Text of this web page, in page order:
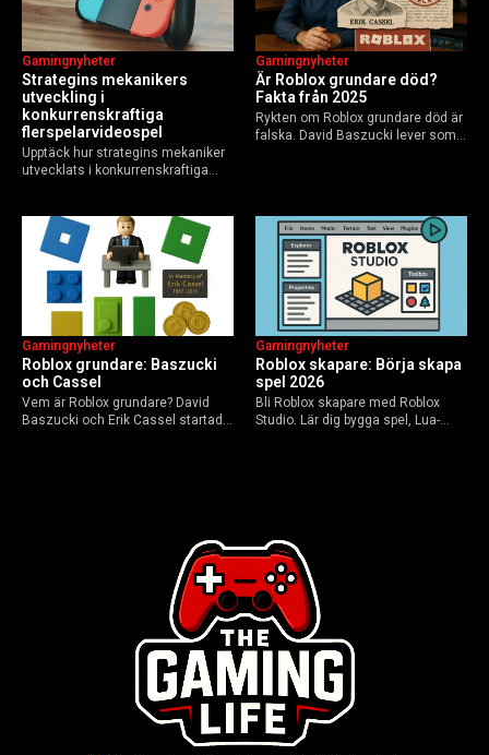
Strategins mekanikers
utveckling i
konkurrenskraftiga
flerspelarvideospel
Gamingnyheter
Upptäck hur strategins mekaniker
utvecklats i konkurrenskraftiga
AI-drivna innovationer.
Är Roblox grundare död?
Fakta från 2025
Gamingnyheter
Rykten om Roblox grundare död är
falska. David Baszucki lever som
Roblox grundare: Baszucki
och Cassel
Gamingnyheter
Vem är Roblox grundare? David
Baszucki och Erik Cassel startade
Roblox skapare: Börja skapa
spel 2026
Gamingnyheter
Bli Roblox skapare med Roblox
Studio. Lär dig bygga spel, Lua-